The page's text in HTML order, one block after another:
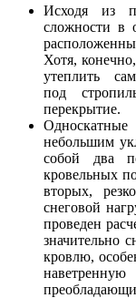
Исходя из
сложности в
Хотя,
утеплить
под
перекрытие.
небольшим
собой два
кровельных
вторых,
снеговой
проведен
значительно
кровлю,